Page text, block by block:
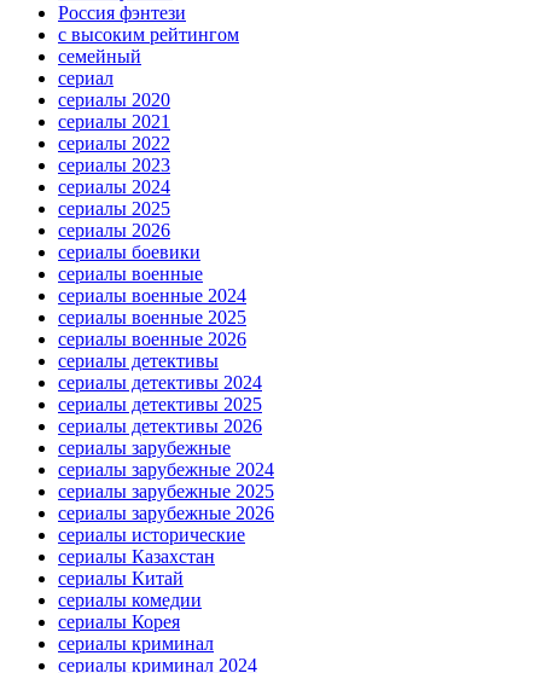
Россия фэнтези
с высоким рейтингом
семейный
сериал
сериалы 2020
сериалы 2021
сериалы 2022
сериалы 2023
сериалы 2024
сериалы 2025
сериалы 2026
сериалы боевики
сериалы военные
сериалы военные 2024
сериалы военные 2025
сериалы военные 2026
сериалы детективы
сериалы детективы 2024
сериалы детективы 2025
сериалы детективы 2026
сериалы зарубежные
сериалы зарубежные 2024
сериалы зарубежные 2025
сериалы зарубежные 2026
сериалы исторические
сериалы Казахстан
сериалы Китай
сериалы комедии
сериалы Корея
сериалы криминал
сериалы криминал 2024